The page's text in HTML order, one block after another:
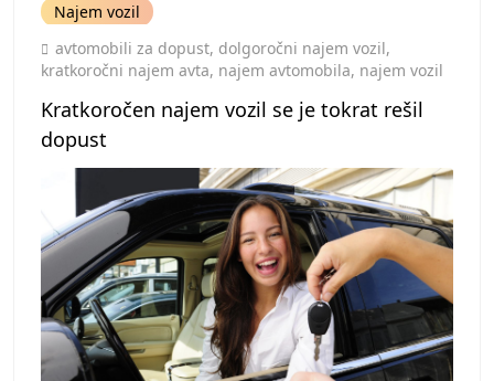
Toggle
Najem vozil
avtomobili za dopust, dolgoročni najem vozil,
kratkoročni najem avta, najem avtomobila, najem vozil
Kratkoročen najem vozil se je tokrat rešil
dopust